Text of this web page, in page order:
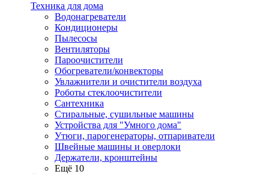
Техника для дома
Водонагреватели
Кондиционеры
Пылесосы
Вентиляторы
Пароочистители
Обогреватели/конвекторы
Увлажнители и очистители воздуха
Роботы стеклоочистители
Сантехника
Стиральные, сушильные машины
Устройства для "Умного дома"
Утюги, парогенераторы, отпариватели
Швейные машины и оверлоки
Держатели, кронштейны
Ещё 10